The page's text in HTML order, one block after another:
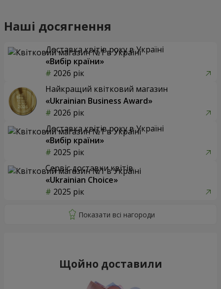
Наші досягнення
Доставка квітів року в Україні
«Вибір країни»
2026 рік
Найкращий квітковий магазин
«Ukrainian Business Award»
2026 рік
Доставка квітів року в Україні
«Вибір країни»
2025 рік
Сервіс доставки квітів
«Ukrainian Choice»
2025 рік
Щойно доставили